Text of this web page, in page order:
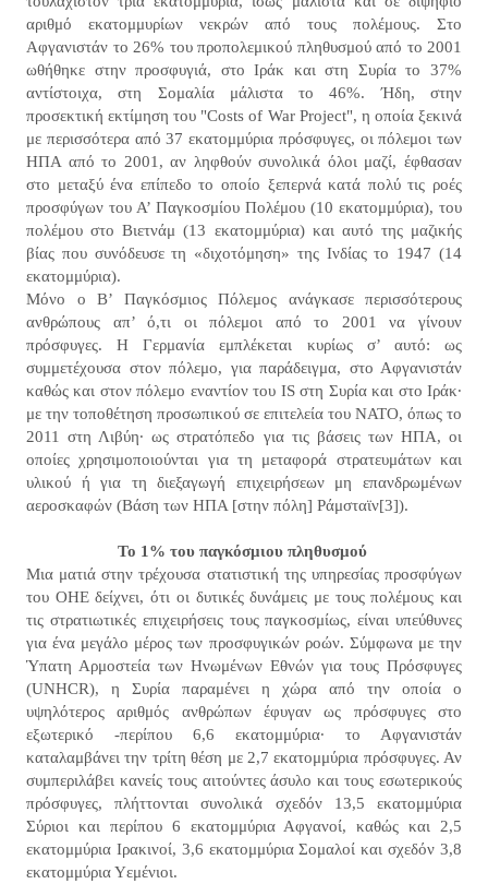
αριθμό εκατομμυρίων νεκρών από τους πολέμους. Στο
Αφγανιστάν το 26% του προπολεμικού πληθυσμού από το 2001
ωθήθηκε στην προσφυγιά, στο Ιράκ και στη Συρία το 37%
αντίστοιχα, στη Σομαλία μάλιστα το 46%. Ήδη, στην
προσεκτική εκτίμηση του "Costs of War Project", η οποία ξεκινά
με περισσότερα από 37 εκατομμύρια πρόσφυγες, οι πόλεμοι των
ΗΠΑ από το 2001, αν ληφθούν συνολικά όλοι μαζί, έφθασαν
στο μεταξύ ένα επίπεδο το οποίο ξεπερνά κατά πολύ τις ροές
προσφύγων του Α’ Παγκοσμίου Πολέμου (10 εκατομμύρια), του
πολέμου στο Βιετνάμ (13 εκατομμύρια) και αυτό της μαζικής
βίας που συνόδευσε τη «διχοτόμηση» της Ινδίας το 1947 (14
εκατομμύρια).
Μόνο ο Β’ Παγκόσμιος Πόλεμος ανάγκασε περισσότερους
ανθρώπους απ’ ό,τι οι πόλεμοι από το 2001 να γίνουν
πρόσφυγες. Η Γερμανία εμπλέκεται κυρίως σ’ αυτό: ως
συμμετέχουσα στον πόλεμο, για παράδειγμα, στο Αφγανιστάν
καθώς και στον πόλεμο εναντίον του IS στη Συρία και στο Ιράκ·
με την τοποθέτηση προσωπικού σε επιτελεία του ΝΑΤΟ, όπως το
2011 στη Λιβύη· ως στρατόπεδο για τις βάσεις των ΗΠΑ, οι
οποίες χρησιμοποιούνται για τη μεταφορά στρατευμάτων και
υλικού ή για τη διεξαγωγή επιχειρήσεων μη επανδρωμένων
αεροσκαφών (Βάση των ΗΠΑ [στην πόλη] Ράμσταϊν[3]).
Το 1% του παγκόσμιου πληθυσμού
Μια ματιά στην τρέχουσα στατιστική της υπηρεσίας προσφύγων
του ΟΗΕ δείχνει, ότι οι δυτικές δυνάμεις με τους πολέμους και
τις στρατιωτικές επιχειρήσεις τους παγκοσμίως, είναι υπεύθυνες
για ένα μεγάλο μέρος των προσφυγικών ροών. Σύμφωνα με την
Ύπατη Αρμοστεία των Ηνωμένων Εθνών για τους Πρόσφυγες
(UNHCR), η Συρία παραμένει η χώρα από την οποία ο
υψηλότερος αριθμός ανθρώπων έφυγαν ως πρόσφυγες στο
εξωτερικό -περίπου 6,6 εκατομμύρια· το Αφγανιστάν
καταλαμβάνει την τρίτη θέση με 2,7 εκατομμύρια πρόσφυγες. Αν
συμπεριλάβει κανείς τους αιτούντες άσυλο και τους εσωτερικούς
πρόσφυγες, πλήττονται συνολικά σχεδόν 13,5 εκατομμύρια
Σύριοι και περίπου 6 εκατομμύρια Αφγανοί, καθώς και 2,5
εκατομμύρια Ιρακινοί, 3,6 εκατομμύρια Σομαλοί και σχεδόν 3,8
εκατομμύρια Υεμένιοι.